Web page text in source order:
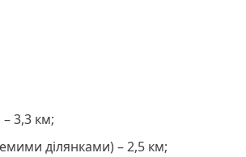
3,3 км;
ділянками) – 2,5 км;